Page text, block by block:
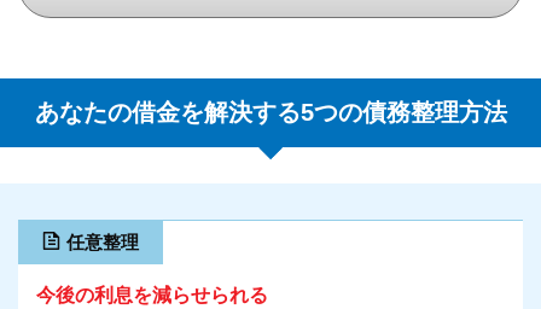
あなたの借金を解決する5つの債務整理方法
任意整理
今後の利息を減らせられる